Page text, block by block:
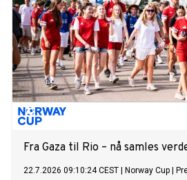
Fra Gaza til Rio – nå samles
22.7.2026 09:10:24 CEST Norway Cup